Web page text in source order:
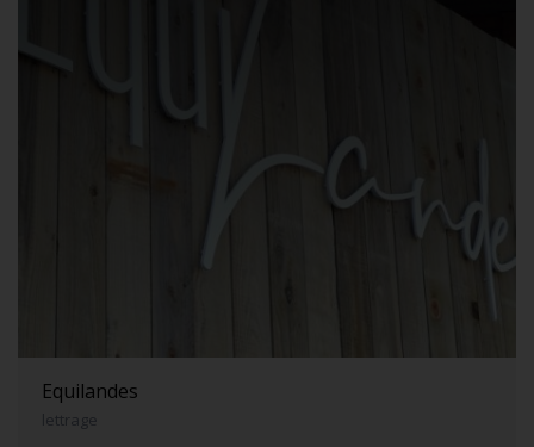
Equilandes
lettrage